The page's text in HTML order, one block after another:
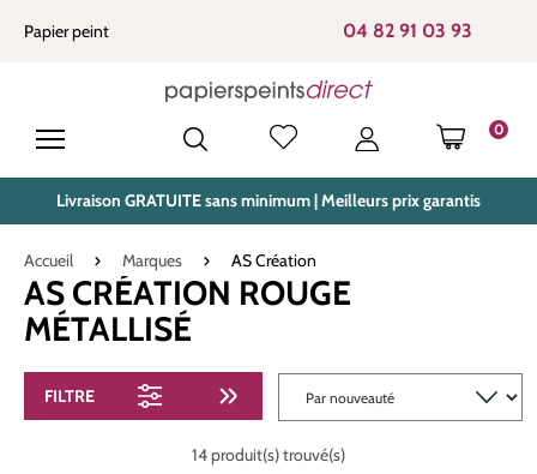
principal
Papier peint 04 82 91 03 93
0
LE
Livraison GRATUITE sans minimum | Meilleurs prix garantis
Accueil Marques AS Création
AS CRÉATION ROUGE
MÉTALLISÉ
FILTRE
14 produit(s) trouvé(s)